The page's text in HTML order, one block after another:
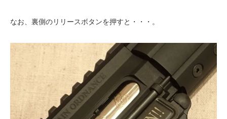
なお、裏側のリリースボタンを押すと・・・。